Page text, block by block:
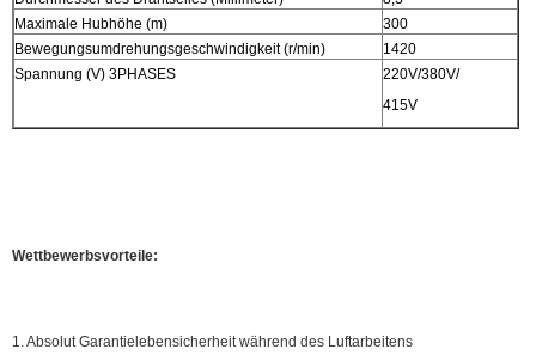
Maximale Hubhöhe (m)
300
Bewegungsumdrehungsgeschwindigkeit (r/min)
1420
Spannung (V) 3PHASES
220V/380V/
415V
Wettbewerbsvorteile:
1. Absolut Garantielebensicherheit während des Luftarbeitens